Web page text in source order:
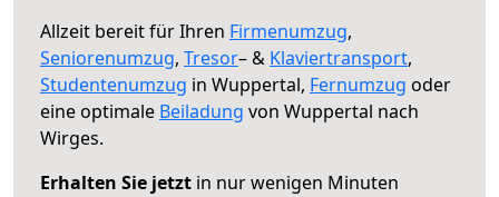
Allzeit bereit für Ihren Firmenumzug,
Seniorenumzug, Tresor– & Klaviertransport,
Studentenumzug in Wuppertal, Fernumzug oder
eine optimale Beiladung von Wuppertal nach
Wirges.
Erhalten Sie jetzt in nur wenigen Minuten